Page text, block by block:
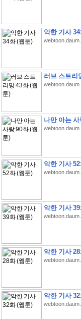
악한 기사
러브 스트리
나만 아는
악한 기사
악한 기사
악한 기사
악한 기사